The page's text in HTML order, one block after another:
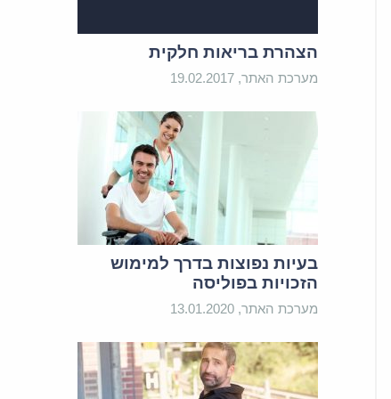
הצהרת בריאות חלקית
מערכת האתר, 19.02.2017
בעיות נפוצות בדרך למימוש
הזכויות בפוליסה
מערכת האתר, 13.01.2020